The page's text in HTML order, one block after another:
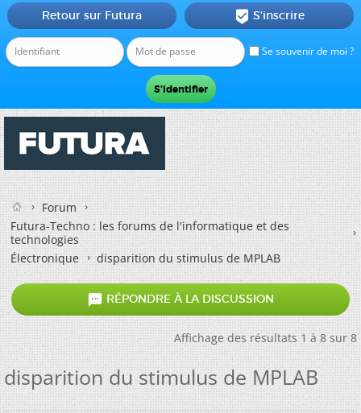
Se souvenir de moi ?
Retour sur Futura  S'inscrire
Forum
Futura-Techno : les forums de l'informatique et des
technologies
Électronique
disparition du stimulus de MPLAB
 RÉPONDRE À LA DISCUSSION
Affichage des résultats 1 à 8 sur 8
disparition du stimulus de MPLAB